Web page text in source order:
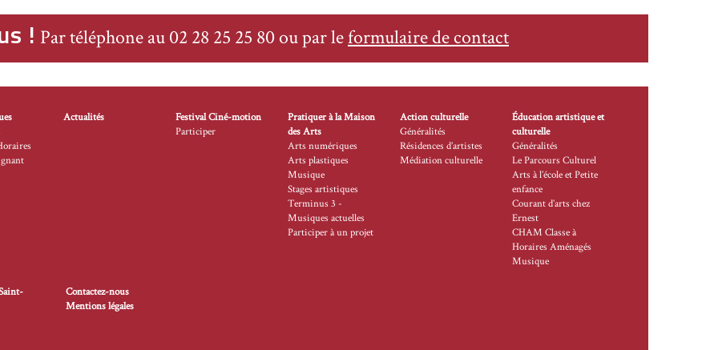
! Par téléphone au 02 28 25 25 80 ou par leformulaire de contact
Actualités
Festival Ciné-motion
Participer
Pratiquer à la Maison
des Arts
Arts numériques
Arts plastiques
Musique
Stages artistiques
Terminus 3 -
Musiques actuelles
Participer à un projet
Action culturelle
Généralités
Résidences d’artistes
Médiation culturelle
Éducation artistique et
culturelle
Généralités
Le Parcours Culturel
Arts à l’école et Petite
enfance
Courant d’arts chez
Ernest
CHAM Classe à
Horaires Aménagés
Musique
Contactez-nous
Mentions légales